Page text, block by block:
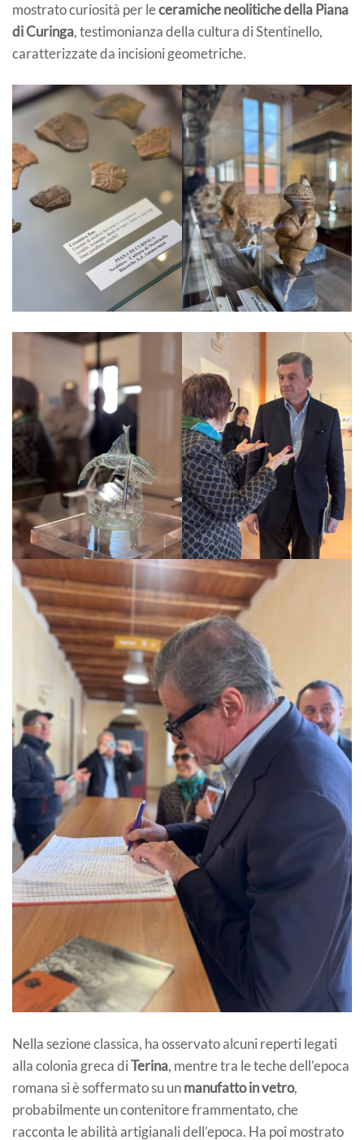
mostrato curiosità per leceramiche neolitiche della Piana
di Curinga, testimonianza della cultura di Stentinello,
caratterizzate da incisioni geometriche.
Nella sezione classica, ha osservato alcuni reperti legati
alla colonia greca diTerina, mentre tra le teche dell’epoca
romana si è soffermato su unmanufatto in vetro,
probabilmente un contenitore frammentato, che
racconta le abilità artigianali dell’epoca. Ha poi mostrato